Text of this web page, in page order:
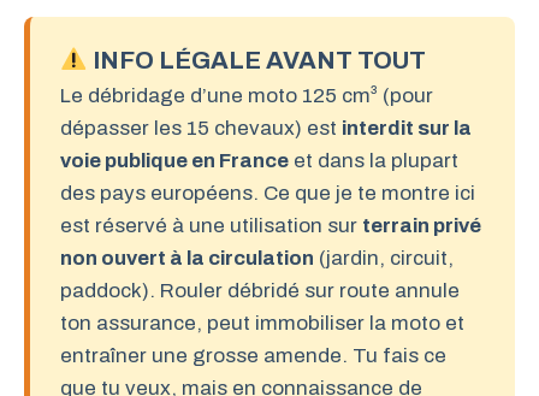
INFO LÉGALE AVANT TOUT
Le débridage d’une moto 125 cm³ (pour
dépasser les 15 chevaux) est interdit sur la
voie publique en France et dans la plupart
des pays européens. Ce que je te montre ici
est réservé à une utilisation sur terrain privé
non ouvert à la circulation (jardin, circuit,
paddock). Rouler débridé sur route annule
ton assurance, peut immobiliser la moto et
entraîner une grosse amende. Tu fais ce
que tu veux, mais en connaissance de